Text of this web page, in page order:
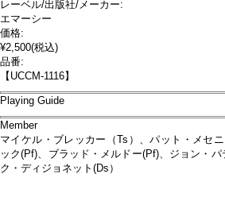
レーベル/出版社/メーカー:
エマーシー
価格:
¥2,500(税込)
品番:
【UCCM-1116】
Playing Guide
Member
マイケル・ブレッカー（Ts）、パット・メセ
ック(Pf)、ブラッド・メルドー(Pf)、ジョン・
ク・ディジョネット(Ds）